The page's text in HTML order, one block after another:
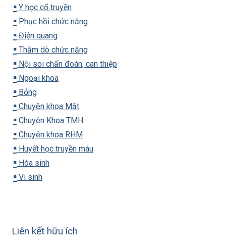
▪️ Y học cổ truyền
▪️ Phục hồi chức năng
▪️ Điện quang
▪️ Thăm dò chức năng
▪️ Nội soi chẩn đoán, can thiệp
▪️ Ngoại khoa
▪️ Bỏng
▪️ Chuyên khoa Mắt
▪️ Chuyên Khoa TMH
▪️ Chuyên khoa RHM
▪️ Huyết học truyền máu
▪️ Hóa sinh
▪️ Vi sinh
Liên kết hữu ích